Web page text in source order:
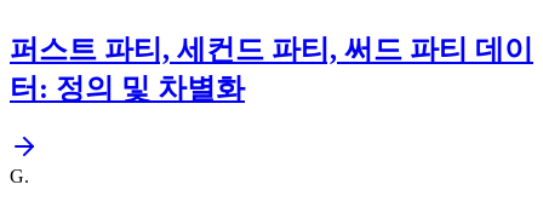
퍼스트 파티, 세컨드 파티, 써드 파티 데이
터: 정의 및 차별화
G.